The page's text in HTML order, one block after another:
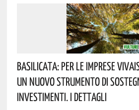
Basilicata: Per Le Imprese
Un Nuovo Strumento Di
Investimenti. I Dettagli